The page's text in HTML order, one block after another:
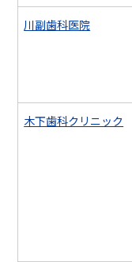
川副歯科医院
木下歯科クリニック